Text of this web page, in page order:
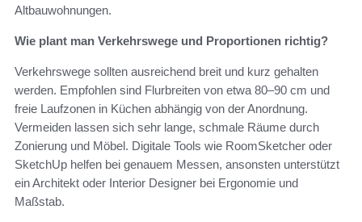
Altbauwohnungen.
Wie plant man Verkehrswege und Proportionen richtig?
Verkehrswege sollten ausreichend breit und kurz gehalten
werden. Empfohlen sind Flurbreiten von etwa 80–90 cm und
freie Laufzonen in Küchen abhängig von der Anordnung.
Vermeiden lassen sich sehr lange, schmale Räume durch
Zonierung und Möbel. Digitale Tools wie RoomSketcher oder
SketchUp helfen bei genauem Messen, ansonsten unterstützt
ein Architekt oder Interior Designer bei Ergonomie und
Maßstab.